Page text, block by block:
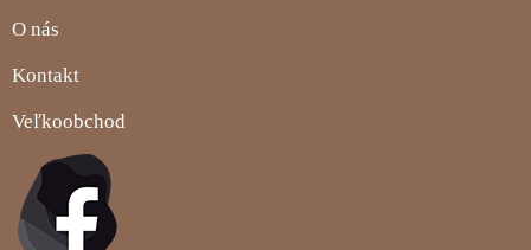
O nás
Kontakt
Veľkoobchod